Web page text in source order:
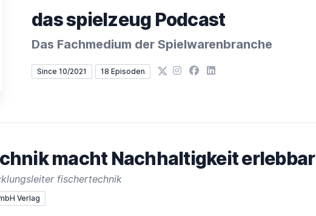
das spielzeug Podcast
Das Fachmedium der Spielwarenbranche
Since 10/2021 18 Episoden X Instagram
Facebook
LinkedIn
macht Nachhaltigkeit erlebbar
fischertechnik
Verlag